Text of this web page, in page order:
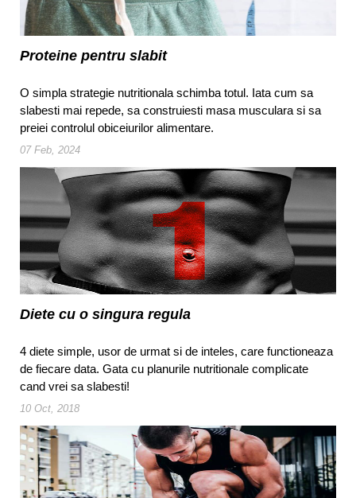
Proteine pentru slabit
O simpla strategie nutritionala schimba totul. Iata cum sa
slabesti mai repede, sa construiesti masa musculara si sa
preiei controlul obiceiurilor alimentare.
07 Feb, 2024
Diete cu o singura regula
4 diete simple, usor de urmat si de inteles, care functioneaza
de fiecare data. Gata cu planurile nutritionale complicate
cand vrei sa slabesti!
10 Oct, 2018